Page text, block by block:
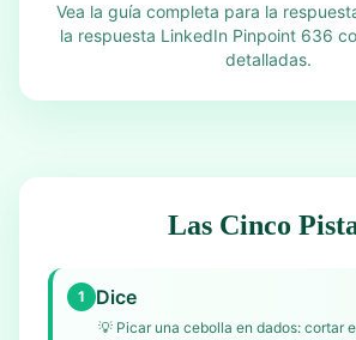
Vea la guía completa para la
la respuesta LinkedIn Pinpoint 636
detalladas.
Las Cinco
1 Dice
💡 Picar una cebolla en dados: cortar